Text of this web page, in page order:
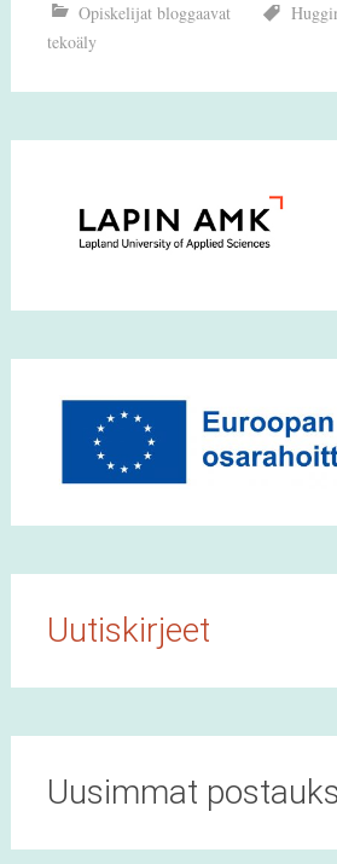
Opiskelijat bloggaavat
tekoäly
Uutiskirjeet
Uusimmat